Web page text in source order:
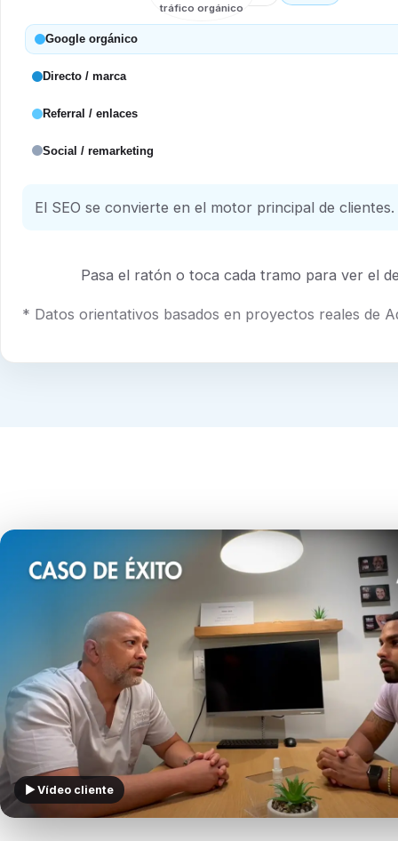
tráfico orgánico
Google orgánico
Directo / marca
Referral / enlaces
Social / remarketing
El SEO se convierte en el motor principal de clientes.
Pasa el ratón o toca cada tramo para ver el
* Datos orientativos basados en proyectos reales de
▶ Vídeo cliente